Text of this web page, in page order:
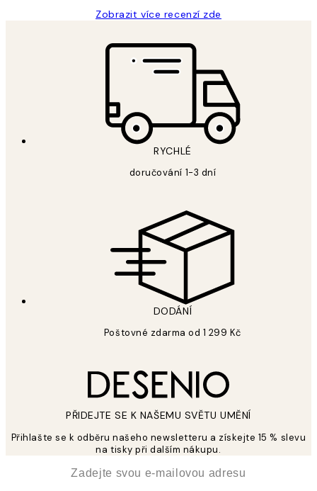
Zobrazit více recenzí zde
RYCHLÉ
doručování 1-3 dní
DODÁNÍ
Poštovné zdarma od 1 299 Kč
PŘIDEJTE SE K NAŠEMU SVĚTU UMĚNÍ
Přihlašte se k odběru našeho newsletteru a získejte 15 % slevu
na tisky při dalším nákupu.